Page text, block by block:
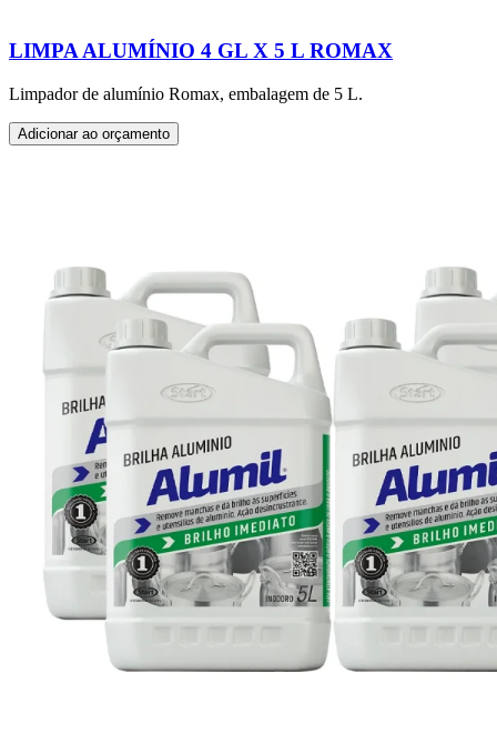
LIMPA ALUMÍNIO 4 GL X 5 L ROMAX
Limpador de alumínio Romax, embalagem de 5 L.
Adicionar ao orçamento